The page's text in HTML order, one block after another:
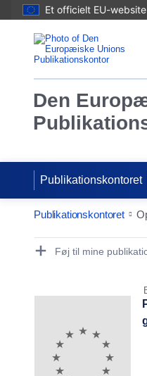
Et officielt EU-website
Den
Publikationskontoret
Publikationskontoret
Publication
Føj til mine